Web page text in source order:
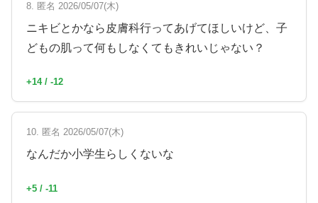
8. 匿名 2026/05/07(木)
ニキビとかなら皮膚科行ってあげてほしいけど、子
どもの肌って何もしなくてもきれいじゃない？
+14 / -12
10. 匿名 2026/05/07(木)
なんだか小学生らしくないな
+5 / -11